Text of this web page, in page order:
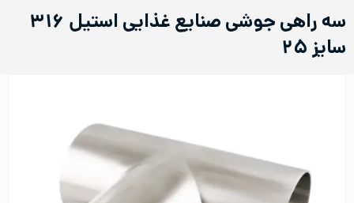
سه راهی جوشی صنایع غذایی استیل ۳۱۶
سایز ۲۵